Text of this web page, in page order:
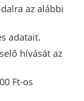
az alábbi
adatait.
hívását az
Ft-os